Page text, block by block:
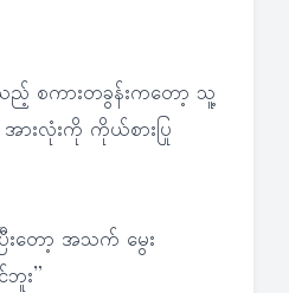
ည့် စကားတခွန်းကတော့ သူ့
းလုံးကို ကိုယ်စားပြု
းတော့ အသက် မွေး
ဘူး”